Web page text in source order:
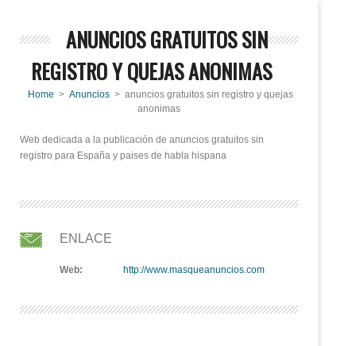
ANUNCIOS GRATUITOS SIN
REGISTRO Y QUEJAS ANONIMAS
Home > Anuncios > anuncios gratuitos sin registro y quejas
anonimas
Web dedicada a la publicación de anuncios gratuitos sin
registro para España y paises de habla hispana
ENLACE
Web: http://www.masqueanuncios.com